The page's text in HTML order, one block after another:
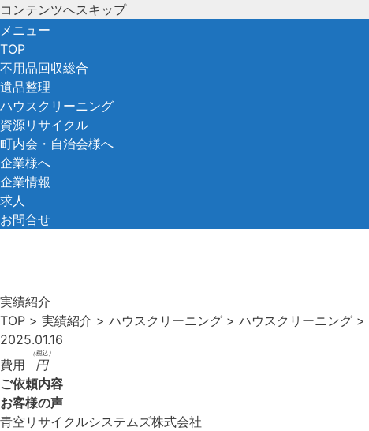
コンテンツへスキップ
メニュー
TOP
不用品回収総合
遺品整理
ハウスクリーニング
資源リサイクル
町内会・自治会様へ
企業様へ
企業情報
求人
お問合せ
実績紹介
TOP > 実績紹介 > ハウスクリーニング > ハウスクリーニング >
2025.01.16
費用
円
（税込）
ご依頼内容
お客様の声
青空リサイクルシステムズ株式会社